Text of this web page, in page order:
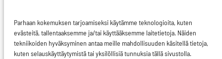
Parhaan kokemuksen tarjoamiseksi käytämme teknologioita, kuten
evästeitä, tallentaaksemme ja/tai käyttääksemme laitetietoja. Näiden
tekniikoiden hyväksyminen antaa meille mahdollisuuden käsitellä tietoja,
kuten selauskäyttäytymistä tai yksilöllisiä tunnuksia tällä sivustolla.
Sen mukaan
ilmastonmuutos
etenee vielä paljon